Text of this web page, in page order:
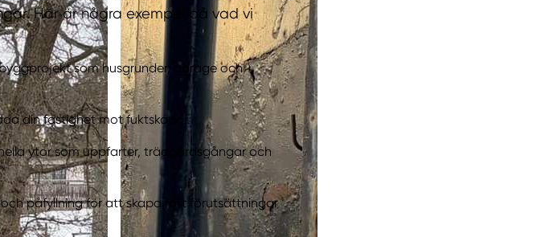
Här är några exempel på vad vi
som husgrunder, garage och
din fastighet mot fuktskador.
ytor som uppfarter, trädgårdsgångar och
påfyllning för att skapa rätt förutsättningar